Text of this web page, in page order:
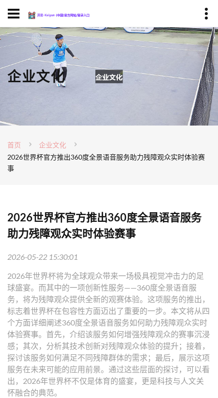
企业文化
首页
企业文化
2026世界杯官方推出360度全景语音服务助力残障观众实时体验赛
事
2026世界杯官方推出360度全景语音服务
助力残障观众实时体验赛事
2026-05-22 15:30:01
2026年世界杯将为全球观众带来一场极具视觉冲击力的足
球盛宴。而其中的一项创新性服务——360度全景语音服
务，将为残障观众提供全新的观赛体验。这项服务的推出，
标志着世界杯在包容性方面迈出了重要的一步。本文将从四
个方面详细阐述360度全景语音服务如何助力残障观众实时
体验赛事。首先，介绍该服务如何增强残障观众的赛事沉浸
感；其次，分析其技术创新对残障观众体验的提升；接着，
探讨该服务如何满足不同残障群体的需求；最后，展示这项
服务在未来可能的应用前景。通过这些层面的探讨，可以看
出，2026年世界杯不仅是体育的盛宴，更是科技与人文关
怀融合的典范。